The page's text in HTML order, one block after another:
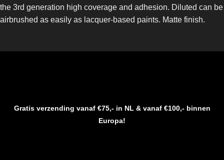
the 3rd generation high coverage and adhesion. Diluted can be
airbrushed as easily as lacquer-based paints. Matte finish.
Gratis verzending vanaf €75,- in NL & vanaf €100,- binnen
Europa!